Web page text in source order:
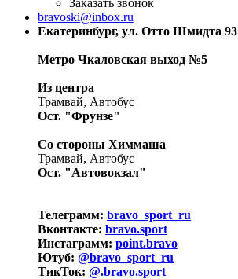
Заказать звонок
bravoski@inbox.ru
Екатеринбург, ул. Отто Шмидта 93
Метро Чкаловская выход №5
Из центра
Трамвай, Автобус
Ост. "Фрунзе"
Со стороны Химмаша
Трамвай, Автобус
Ост. "Автовокзал"
Телеграмм: bravo_sport_ru
Вконтакте: bravo.sport
Инстаграмм: point.bravo
Ютуб: @bravo_sport_ru
ТикТок: @.bravo.sport